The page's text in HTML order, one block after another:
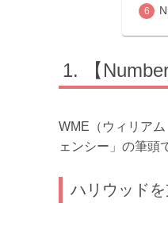
【
WME（ウィリア
ェンシー」の筆頭
ハリウッド